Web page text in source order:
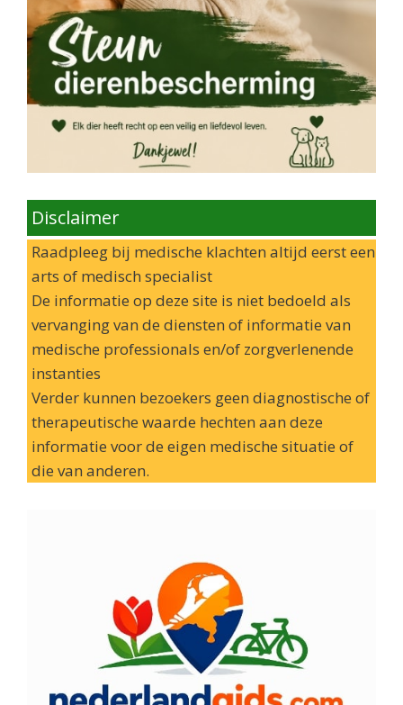
Disclaimer
Raadpleeg bij medische klachten altijd eerst een
arts of medisch specialist
De informatie op deze site is niet bedoeld als
vervanging van de diensten of informatie van
medische professionals en/of zorgverlenende
instanties
Verder kunnen bezoekers geen diagnostische of
therapeutische waarde hechten aan deze
informatie voor de eigen medische situatie of
die van anderen.